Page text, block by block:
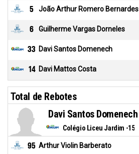
5 João Arthur Romero Bernardes
6 Guilherme Vargas Dorneles
33 Davi Santos Domenech
14 Davi Mattos Costa
Total de Rebotes
Colégio Liceu Jardim -15
Davi Santos Domenech
95 Arthur Violin Barberato